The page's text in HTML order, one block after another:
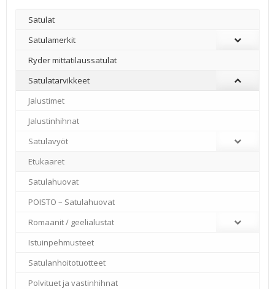
Satulat
Satulamerkit
Ryder mittatilaussatulat
Satulatarvikkeet
–
Jalustimet
Jalustinhihnat
Satulavyöt
Etukaaret
Satulahuovat
POISTO – Satulahuovat
Romaanit / geelialustat
Istuinpehmusteet
Satulanhoitotuotteet
Polvituet ja vastinhihnat